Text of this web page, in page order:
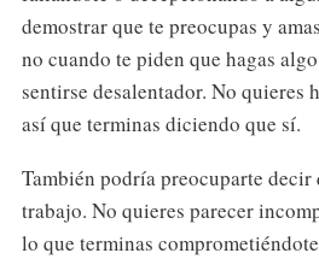
demostrar que te preocupas y
no cuando te piden que hagas
sentirse desalentador. No quieres
así que terminas diciendo que sí.
También podría preocuparte decir
trabajo. No quieres parecer
lo que terminas